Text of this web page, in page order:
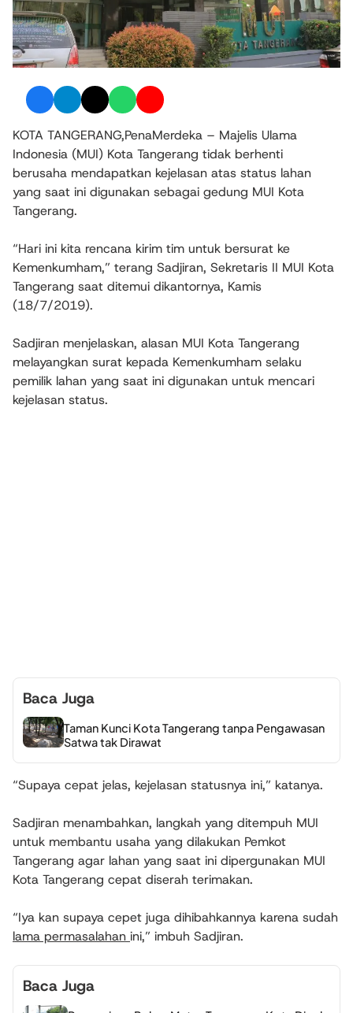
KOTA TANGERANG,PenaMerdeka – Majelis Ulama
Indonesia (MUI) Kota Tangerang tidak berhenti
berusaha mendapatkan kejelasan atas status lahan
yang saat ini digunakan sebagai gedung MUI Kota
Tangerang.
“Hari ini kita rencana kirim tim untuk bersurat ke
Kemenkumham,” terang Sadjiran, Sekretaris II MUI Kota
Tangerang saat ditemui dikantornya, Kamis
(18/7/2019).
Sadjiran menjelaskan, alasan MUI Kota Tangerang
melayangkan surat kepada Kemenkumham selaku
pemilik lahan yang saat ini digunakan untuk mencari
kejelasan status.
Baca Juga
Taman Kunci Kota Tangerang tanpa Pengawasan
Satwa tak Dirawat
“Supaya cepat jelas, kejelasan statusnya ini,” katanya.
Sadjiran menambahkan, langkah yang ditempuh MUI
untuk membantu usaha yang dilakukan Pemkot
Tangerang agar lahan yang saat ini dipergunakan MUI
Kota Tangerang cepat diserah terimakan.
“Iya kan supaya cepet juga dihibahkannya karena sudah
lama permasalahan ini,” imbuh Sadjiran.
Baca Juga